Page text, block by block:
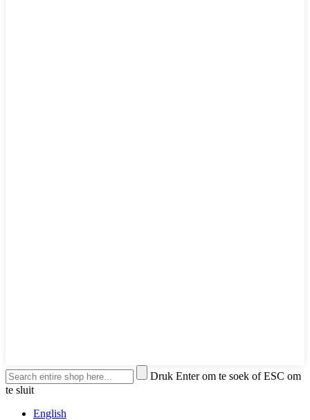
Druk Enter om te soek of ESC om
te sluit
English